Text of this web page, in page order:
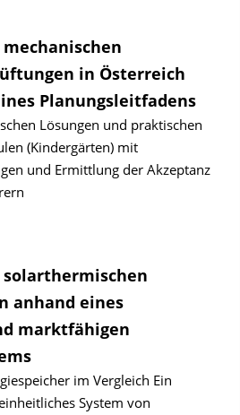
in Österreich
Planungsleitfadens
Lösungen und praktischen
(Kindergärten) mit
und Ermittlung der Akzeptanz
anhand eines
marktfähigen
im Vergleich Ein
System von